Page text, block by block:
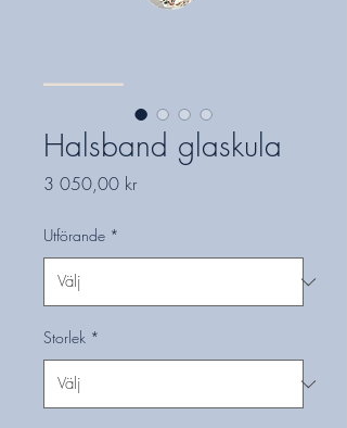
Halsband glaskula
3 050,00 krPris
Utförande *
Storlek *